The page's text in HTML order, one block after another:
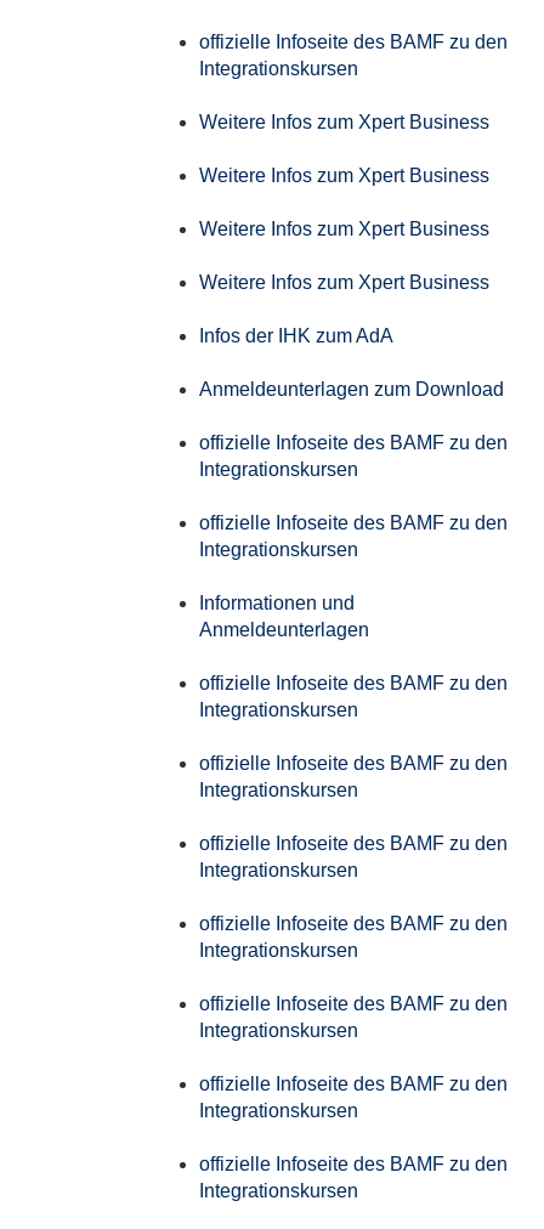
offizielle Infoseite des BAMF zu den
Integrationskursen
Weitere Infos zum Xpert Business
Weitere Infos zum Xpert Business
Weitere Infos zum Xpert Business
Weitere Infos zum Xpert Business
Infos der IHK zum AdA
Anmeldeunterlagen zum Download
offizielle Infoseite des BAMF zu den
Integrationskursen
offizielle Infoseite des BAMF zu den
Integrationskursen
Informationen und
Anmeldeunterlagen
offizielle Infoseite des BAMF zu den
Integrationskursen
offizielle Infoseite des BAMF zu den
Integrationskursen
offizielle Infoseite des BAMF zu den
Integrationskursen
offizielle Infoseite des BAMF zu den
Integrationskursen
offizielle Infoseite des BAMF zu den
Integrationskursen
offizielle Infoseite des BAMF zu den
Integrationskursen
offizielle Infoseite des BAMF zu den
Integrationskursen